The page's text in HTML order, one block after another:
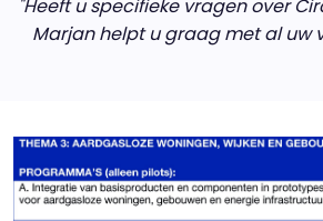
"Heeft u specifieke vragen over
Marjan helpt u graag met al uw